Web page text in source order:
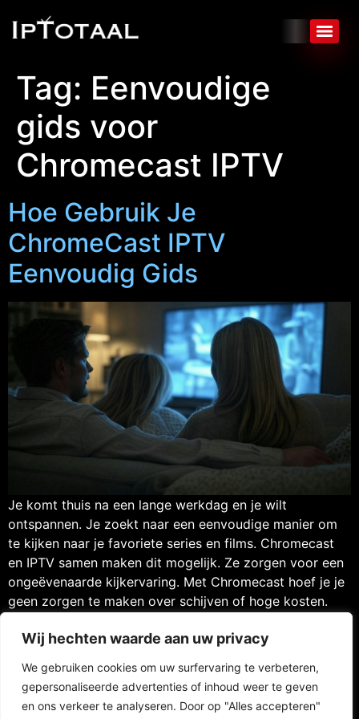
Wij hechten waarde aan uw privacy
We gebruiken cookies om uw surfervaring te verbeteren,
gepersonaliseerde advertenties of inhoud weer te geven
en ons verkeer te analyseren. Door op "Alles accepteren"
Tag: Eenvoudige
gids voor
Chromecast IPTV
Hoe Gebruik Je
ChromeCast IPTV
Eenvoudig Gids
Je komt thuis na een lange werkdag en je wilt
ontspannen. Je zoekt naar een eenvoudige manier om
te kijken naar je favoriete series en films. Chromecast
en IPTV samen maken dit mogelijk. Ze zorgen voor een
ongeëvenaarde kijkervaring. Met Chromecast hoef je je
geen zorgen te maken over schijven of hoge kosten.
Contact FAQ Privacy Policy